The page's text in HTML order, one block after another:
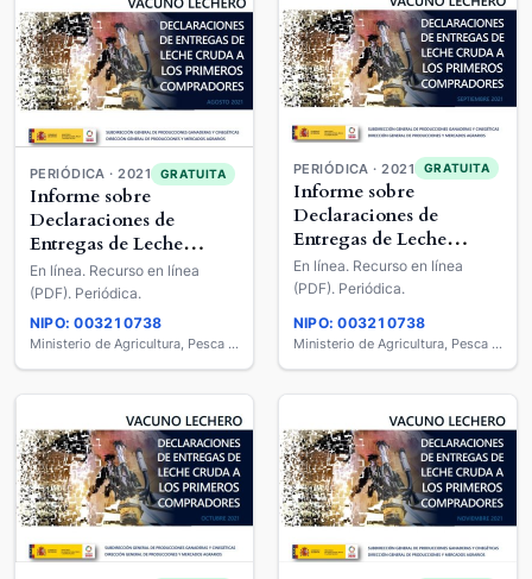
PERIÓDICA · 2021 GRATUITA
Informe sobre
Declaraciones de
Entregas de Leche
Cruda a los Primeros
Compradores : Vacuno
Lechero
En línea. Recurso en línea
(PDF). Periódica.
NIPO: 003210738
Ministerio de Agricultura, Pesca y Alimentación
PERIÓDICA · 2021 GRATUITA
Informe sobre
Declaraciones de
Entregas de Leche
Cruda a los Primeros
Compradores : Vacuno
En línea. Recurso en línea
(PDF). Periódica.
NIPO: 003210738
Ministerio de Agricultura, Pesca y Alimentación